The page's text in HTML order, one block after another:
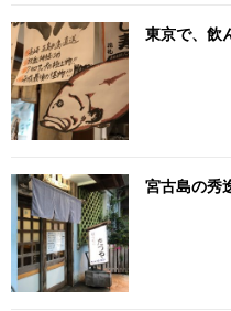
東京で、飲
宮古島の秀